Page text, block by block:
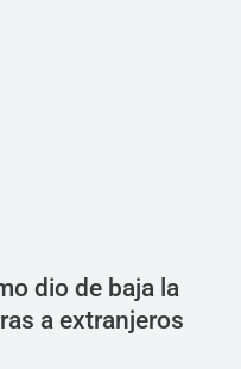
dio de baja la
a extranjeros